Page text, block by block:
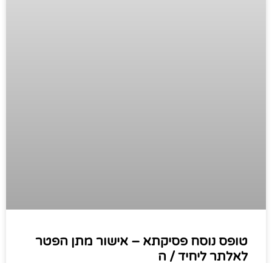
טופס נוסח פסיקתא – אישור מתן הפטר
לאלתר ליחיד / ה